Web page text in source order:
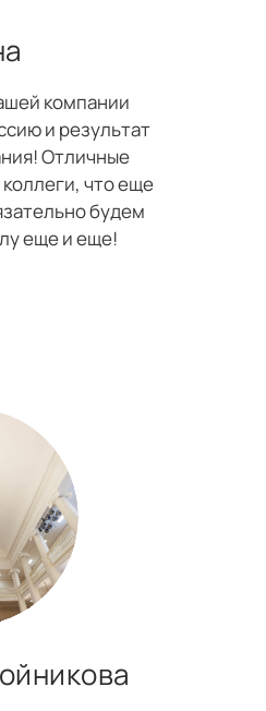
компании
и результат
Отличные
что еще
будем
еще и еще!